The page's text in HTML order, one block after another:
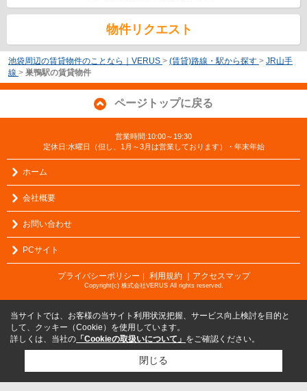
物件リクエスト
池袋周辺の賃貸物件のことなら｜VERUS > (賃貸)路線・駅から探す > JR山手
線 > 巣鴨駅の賃貸物件
ページトップに戻る
営業時間:10:00～19:30
定休日:水曜日（但し、1月～3月は営業しております）・年末年始
ホーム
会社概要
お問い合わせ
PCサイト
プライバシーポリシー ｜ 利用規約 ｜アクセスマップ
Copyright(c) 株式会社VERUS All rights reserved.
当サイトでは、お客様の当サイト利用状況把握、サービス向上検討を目的と
して、クッキー（Cookie）を使用しています。
詳しくは、当社の 「Cookieの取扱いについて」 をご確認ください。
閉じる